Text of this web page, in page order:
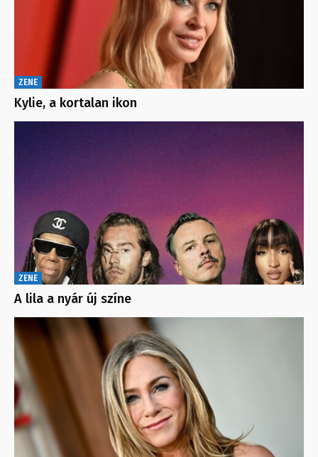
ZENE
Kylie, a kortalan ikon
ZENE
A lila a nyár új színe